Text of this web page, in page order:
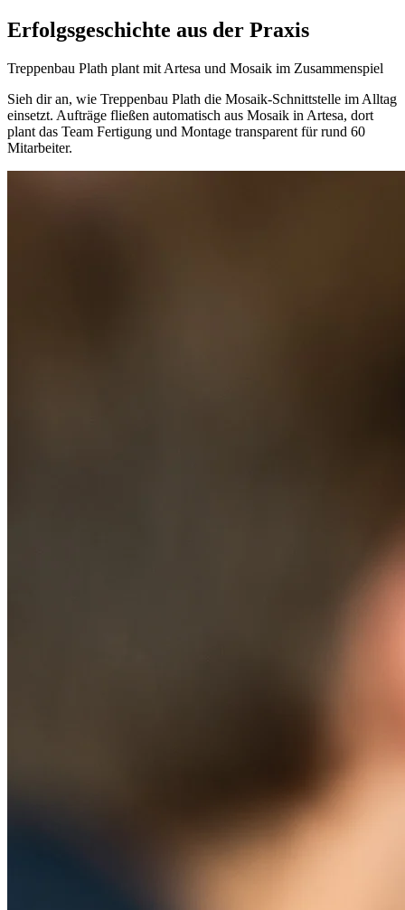
Erfolgsgeschichte aus der Praxis
Treppenbau Plath plant mit Artesa und Mosaik im Zusammenspiel
Sieh dir an, wie Treppenbau Plath die Mosaik-Schnittstelle im Alltag
einsetzt. Aufträge fließen automatisch aus Mosaik in Artesa, dort
plant das Team Fertigung und Montage transparent für rund 60
Mitarbeiter.